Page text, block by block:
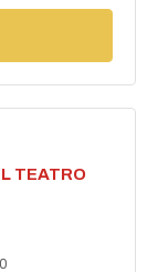
TEATRO